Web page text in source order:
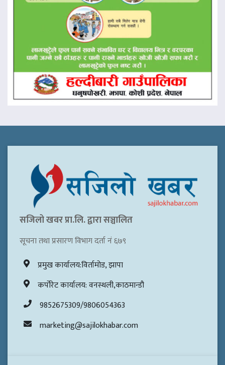
सजिलो खवर प्रा.लि. द्वारा सञ्चालित
सूचना तथा प्रसारण विभाग दर्ता नं ६७९
प्रमुख कार्यालय:विर्तामोड, झापा
कर्पोरेट कार्यालय: वनस्थली,काठमान्डौ
9852675309/9806054363
marketing@sajilokhabar.com